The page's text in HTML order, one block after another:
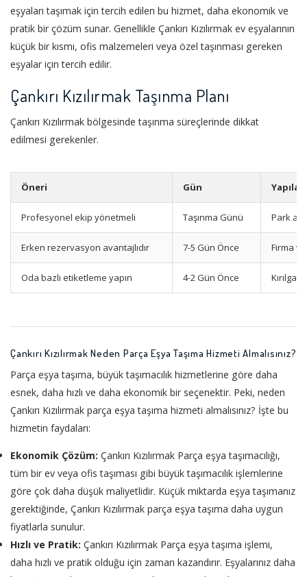
eşyaları taşımak için tercih edilen bu hizmet, daha ekonomik ve
pratik bir çözüm sunar. Genellikle Çankırı Kızılırmak ev eşyalarının
küçük bir kısmı, ofis malzemeleri veya özel taşınması gereken
eşyalar için tercih edilir.
Çankırı Kızılırmak Taşınma Planı
Çankırı Kızılırmak bölgesinde taşınma süreçlerinde dikkat
edilmesi gerekenler.
Öneri Gün
Profesyonel ekip yönetmeli Taşınma Günü Park
Erken rezervasyon avantajlıdır 7-5 Gün Önce Firma
Oda bazlı etiketleme yapın 4-2 Gün Önce
Çankırı Kızılırmak Neden Parça Eşya Taşıma Hizmeti Almalısınız?
Parça eşya taşıma, büyük taşımacılık hizmetlerine göre daha
esnek, daha hızlı ve daha ekonomik bir seçenektir. Peki, neden
Çankırı Kızılırmak parça eşya taşıma hizmeti almalısınız? İşte bu
hizmetin faydaları:
Ekonomik Çözüm: Çankırı Kızılırmak Parça eşya taşımacılığı,
tüm bir ev veya ofis taşıması gibi büyük taşımacılık işlemlerine
göre çok daha düşük maliyetlidir. Küçük miktarda eşya taşımanız
gerektiğinde, Çankırı Kızılırmak parça eşya taşıma daha uygun
fiyatlarla sunulur.
Hızlı ve Pratik: Çankırı Kızılırmak Parça eşya taşıma işlemi,
daha hızlı ve pratik olduğu için zaman kazandırır. Eşyalarınız daha